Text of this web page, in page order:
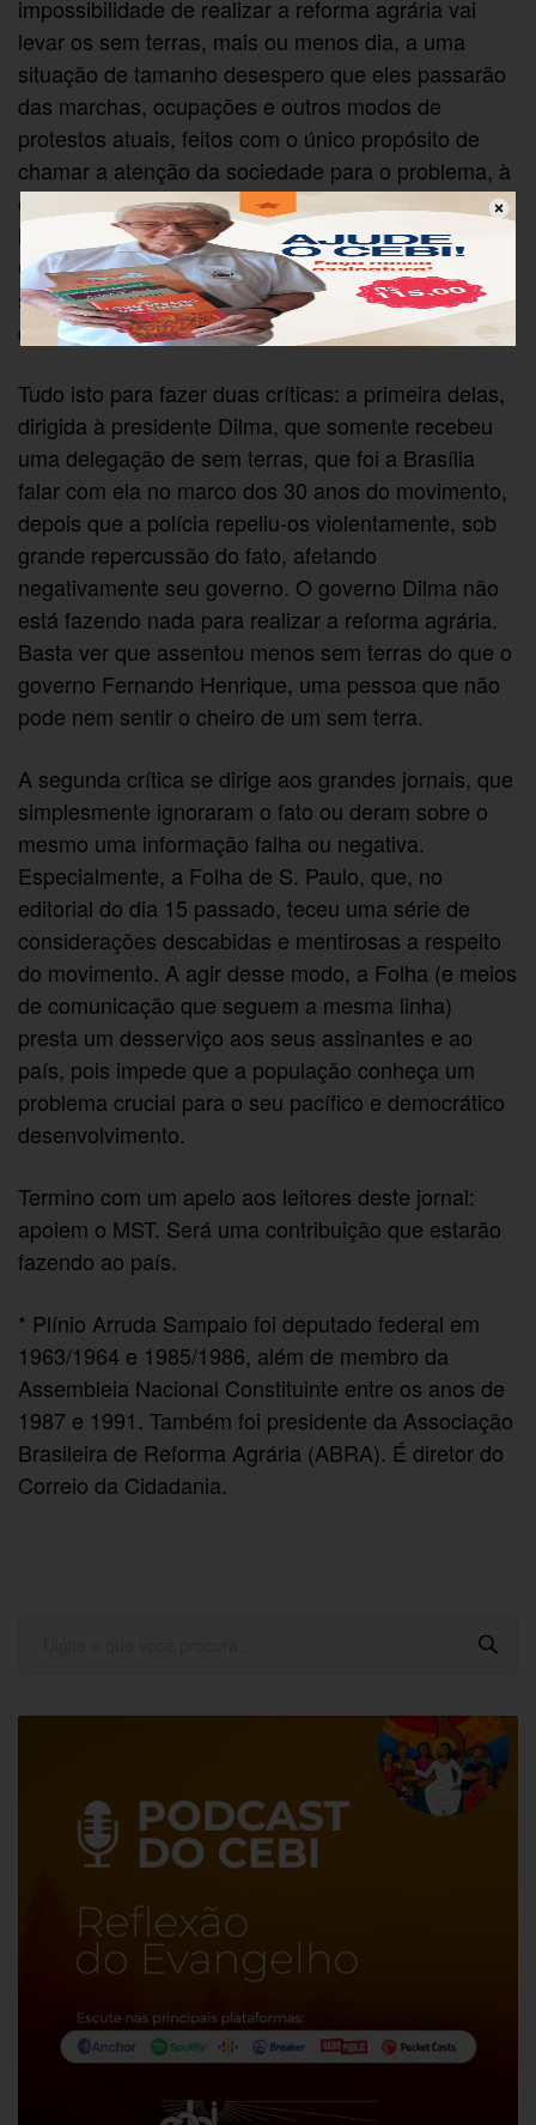
impossibilidade de realizar a reforma agrária vai
levar os sem terras, mais ou menos dia, a uma
situação de tamanho desespero que eles passarão
das marchas, ocupações e outros modos de
protestos atuais, feitos com o único propósito de
chamar a atenção da sociedade para o problema, à
obtenção de terra mediante a violência física.
Nessa hora, teremos instalada a guerrilha rural.
Quem já passou pela Colômbia sabe o que isto
significa em termos de imobilização da vida política
do país.
Tudo isto para fazer duas críticas: a primeira delas,
dirigida à presidente Dilma, que somente recebeu
uma delegação de sem terras, que foi a Brasília
falar com ela no marco dos 30 anos do movimento,
depois que a polícia repeliu-os violentamente, sob
grande repercussão do fato, afetando
negativamente seu governo. O governo Dilma não
está fazendo nada para realizar a reforma agrária.
Basta ver que assentou menos sem terras do que o
governo Fernando Henrique, uma pessoa que não
pode nem sentir o cheiro de um sem terra.
A segunda crítica se dirige aos grandes jornais, que
simplesmente ignoraram o fato ou deram sobre o
mesmo uma informação falha ou negativa.
Especialmente, a Folha de S. Paulo, que, no
editorial do dia 15 passado, teceu uma série de
considerações descabidas e mentirosas a respeito
do movimento. A agir desse modo, a Folha (e meios
de comunicação que seguem a mesma linha)
presta um desserviço aos seus assinantes e ao
país, pois impede que a população conheça um
problema crucial para o seu pacífico e democrático
desenvolvimento.
Termino com um apelo aos leitores deste jornal:
apoiem o MST. Será uma contribuição que estarão
fazendo ao país.
* Plínio Arruda Sampaio foi deputado federal em
1963/1964 e 1985/1986, além de membro da
Assembleia Nacional Constituinte entre os anos de
1987 e 1991. Também foi presidente da Associação
Brasileira de Reforma Agrária (ABRA). É diretor do
Correio da Cidadania.